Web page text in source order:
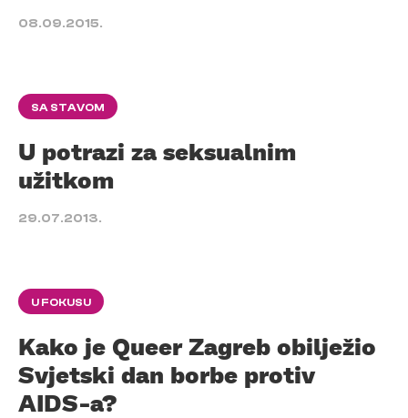
08.09.2015.
SA STAVOM
U potrazi za seksualnim
užitkom
29.07.2013.
U FOKUSU
Kako je Queer Zagreb obilježio
Svjetski dan borbe protiv
AIDS-a?